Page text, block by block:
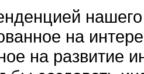
на
на развитие